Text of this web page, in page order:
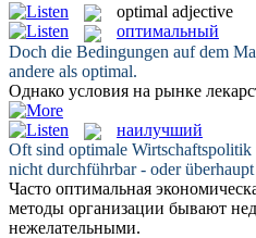
optimal adjective
оптимальный
Doch die Bedingungen auf dem
andere als optimal.
Однако условия на рынке
наилучший
Oft sind optimale Wirtschaftspolitik
nicht durchführbar - oder
Часто оптимальная
методы организации бывают
нежелательными.